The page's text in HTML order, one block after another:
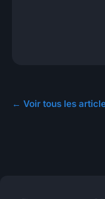
← Voir tous les